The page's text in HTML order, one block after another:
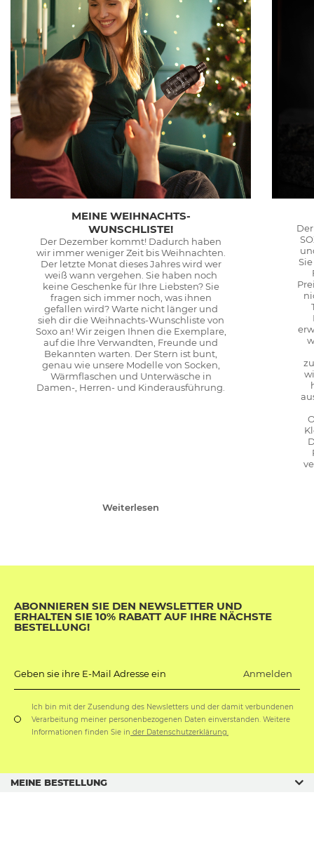
MEINE WEIHNACHTS-
WUNSCHLISTE!
Der Dezember kommt! Dadurch haben
wir immer weniger Zeit bis Weihnachten.
Der letzte Monat dieses Jahres wird wer
weiß wann vergehen. Sie haben noch
keine Geschenke für Ihre Liebsten? Sie
fragen sich immer noch, was ihnen
gefallen wird? Warte nicht länger und
sieh dir die Weihnachts-Wunschliste von
Soxo an! Wir zeigen Ihnen die Exemplare,
auf die Ihre Verwandten, Freunde und
Bekannten warten. Der Stern ist bunt,
genau wie unsere Modelle von Socken,
Wärmflaschen und Unterwäsche in
Damen-, Herren- und Kinderausführung.
Weiterlesen
ABONNIEREN SIE DEN NEWSLETTER UND
ERHALTEN SIE 10% RABATT AUF IHRE NÄCHSTE
BESTELLUNG!
Geben sie ihre E-Mail Adresse ein Anmelden
Ich bin mit der Zusendung des Newsletters und der damit verbundenen
Verarbeitung meiner personenbezogenen Daten einverstanden. Weitere
Informationen finden Sie in der Datenschutzerklärung.
MEINE BESTELLUNG